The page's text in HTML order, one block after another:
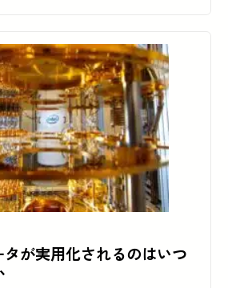
が実用化されるのはいつ